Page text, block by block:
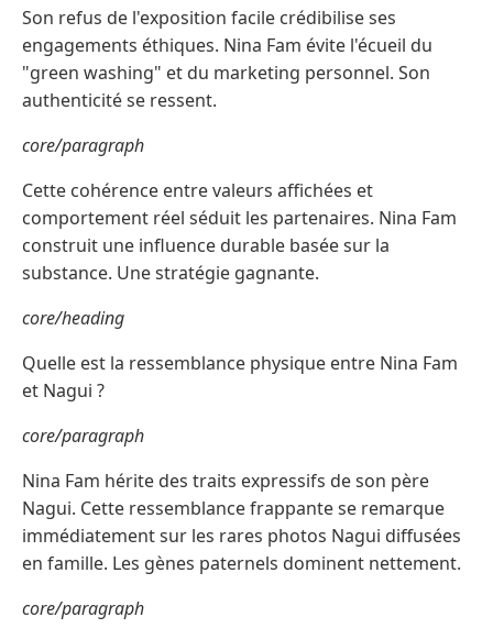
Son refus de l'exposition facile crédibilise ses
engagements éthiques. Nina Fam évite l'écueil du
"green washing" et du marketing personnel. Son
authenticité se ressent.
core/paragraph
Cette cohérence entre valeurs affichées et
comportement réel séduit les partenaires. Nina Fam
construit une influence durable basée sur la
substance. Une stratégie gagnante.
core/heading
Quelle est la ressemblance physique entre Nina Fam
et Nagui ?
core/paragraph
Nina Fam hérite des traits expressifs de son père
Nagui. Cette ressemblance frappante se remarque
immédiatement sur les rares photos Nagui diffusées
en famille. Les gènes paternels dominent nettement.
core/paragraph